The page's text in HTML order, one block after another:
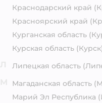
Краснодарский край
Красноярский край
Курганская область
Курская область
Липецкая область
Магаданская область
Марий Эл Республика